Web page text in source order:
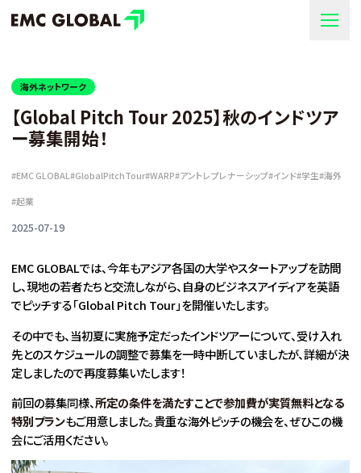
海外ネットワーク
【Global Pitch Tour 2025】秋のインドツア
ー募集開始！
#EMC GLOBAL#GlobalPitchTour#WARP#アントレプレナーシップ#インド#学生#海外
#起業
2025-07-19
EMC GLOBALでは、今年もアジア各国の大学やスタートアップを訪問
し、現地の若者たちと交流しながら、自身のビジネスアイディアを英語
でピッチする「Global Pitch Tour」を開催いたします。
その中でも、当初夏に実施予定だったインドツアーについて、受け入れ
先とのスケジュールの調整で募集を一時中断していましたが、詳細が決
定しましたので再度募集いたします！
前回の募集同様、所定の条件を満たすことで参加費が実質無料となる
特別プランもご用意しました。貴重な海外ピッチの機会を、ぜひこの機
会にご活用ください。